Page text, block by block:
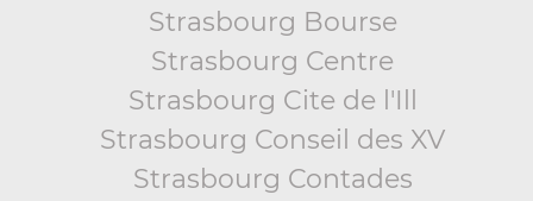
Strasbourg Bourse
Strasbourg Centre
Strasbourg Cite de l'Ill
Strasbourg Conseil des XV
Strasbourg Contades